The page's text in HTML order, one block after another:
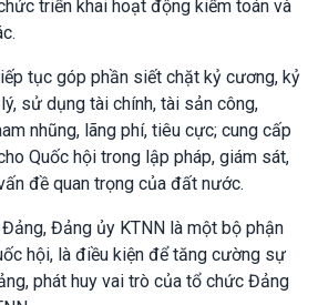
triển khai hoạt động kiểm toán và
tục góp phần siết chặt kỷ cương, kỷ
sử dụng tài chính, tài sản công,
nhũng, lãng phí, tiêu cực; cung cấp
Quốc hội trong lập pháp, giám sát,
đề quan trọng của đất nước.
Đảng ủy KTNN là một bộ phận
hội, là điều kiện để tăng cường sự
phát huy vai trò của tổ chức Đảng